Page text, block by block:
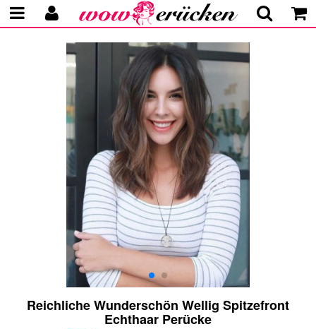
Reichliche Wunderschön Wellig Spitzefront
Echthaar Perücke